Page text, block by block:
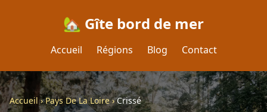
🏡 Gîte bord de mer
Accueil Régions Blog Contact
Accueil›Pays De La Loire›Crissé